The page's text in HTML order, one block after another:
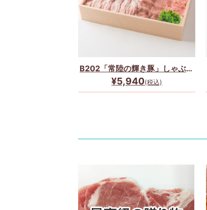
B202「常陸の輝き豚」しゃぶし
ゃぶセット☆(２種×400g)
¥5,940(税込)